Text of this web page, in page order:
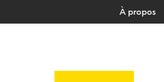
À propos